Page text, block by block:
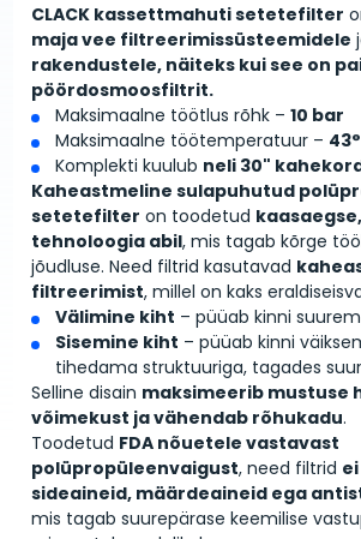
CLACK kassettmahuti setetefilter
maja vee filtreerimissüsteemidele
rakendustele, näiteks kui see on
pöördosmoosfiltrit.
Maksimaalne töötlus rõhk –10 bar
Maksimaalne töötemperatuur –
Komplekti kuulub neli 30"
Kaheastmelinesulapuhutud
setetefilter on toodetud
tehnoloogia abil, mis tagab kõrge
jõudluse. Need filtrid kasutavad
filtreerimist, millel on kaks
Välimine kiht – püüab kinni
Sisemine kiht – püüab kinni
tihedama struktuuriga, tagades
Selline disain maksimeerib mustuse
võimekust ja vähendab rõhukadu.
Toodetud FDA nõuetele vastavast
polüpropüleenvaigust, need filtrid
sideaineid, määrdeaineid ega
mis tagab suurepärase keemilise